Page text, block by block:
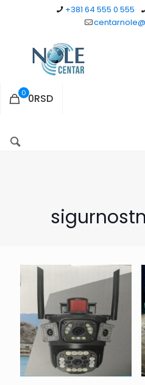
+381 64 555 0 555
0 0RSD